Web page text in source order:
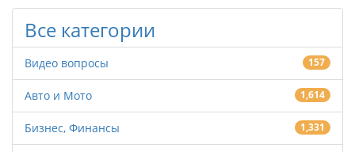
Все категории
Видео вопросы 157
Авто и Мото 1,614
Бизнес, Финансы 1,331